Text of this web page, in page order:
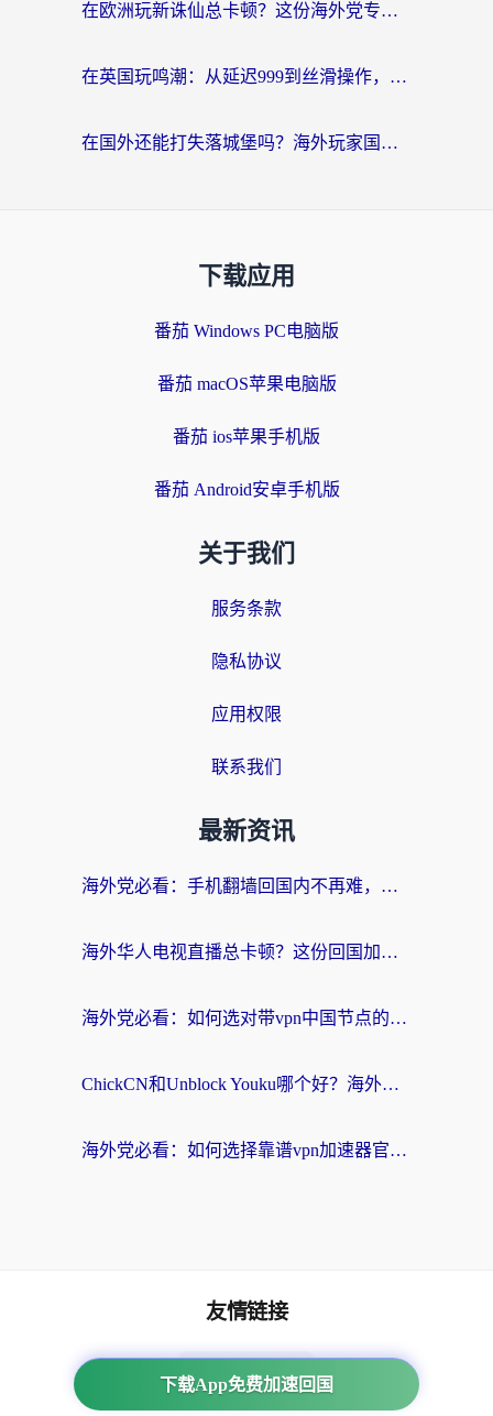
在欧洲玩新诛仙总卡顿？这份海外党专属加速器指南帮你解决延迟难题
在英国玩鸣潮：从延迟999到丝滑操作，我是怎么做到的？
在国外还能打失落城堡吗？海外玩家国服游戏加速终极指南（附北美玩online加速器下载技巧）
下载应用
番茄 Windows PC电脑版
番茄 macOS苹果电脑版
番茄 ios苹果手机版
番茄 Android安卓手机版
关于我们
服务条款
隐私协议
应用权限
联系我们
最新资讯
海外党必看：手机翻墙回国内不再难，一篇搞定无缝访问国内资源指南
海外华人电视直播总卡顿？这份回国加速器选择指南帮你无缝看国内资源
海外党必看：如何选对带vpn中国节点的加速器？无缝访问国内资源全攻略
ChickCN和Unblock Youku哪个好？海外党亲测4款热门回国加速器，附避坑指南
海外党必看：如何选择靠谱vpn加速器官网？轻松解决国内APP地区限制
下载App免费加速回国
友情链接
海外回国加速器